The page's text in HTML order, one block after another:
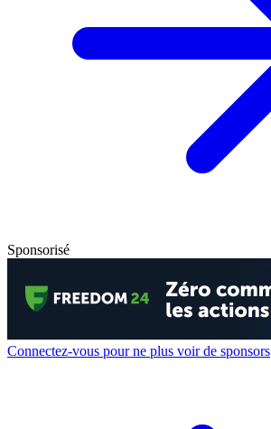
Sponsorisé
Connectez-vous pour ne plus voir de sponsors